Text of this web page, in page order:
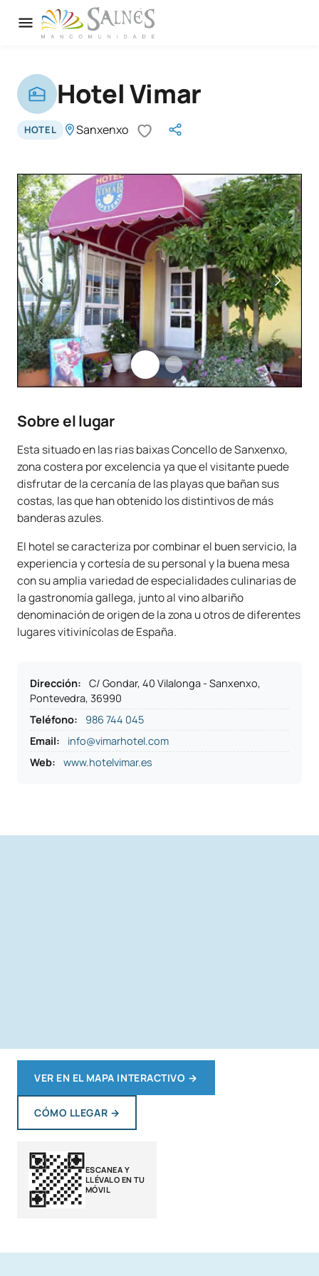
Hotel Vimar
HOTEL Sanxenxo
Sobre el lugar
Esta situado en las rias baixas Concello de Sanxenxo,
zona costera por excelencia ya que el visitante puede
disfrutar de la cercanía de las playas que bañan sus
costas, las que han obtenido los distintivos de más
banderas azules.
El hotel se caracteriza por combinar el buen servicio, la
experiencia y cortesía de su personal y la buena mesa
con su amplia variedad de especialidades culinarias de
la gastronomía gallega, junto al vino albariño
denominación de origen de la zona u otros de diferentes
lugares vitivinícolas de España.
Dirección:
C/ Gondar, 40 Vilalonga - Sanxenxo,
Pontevedra, 36990
Teléfono:
986 744 045
Email:
info@vimarhotel.com
Web:
www.hotelvimar.es
VER EN EL MAPA INTERACTIVO →
CÓMO LLEGAR →
ESCANEA Y
LLÉVALO EN TU
MÓVIL